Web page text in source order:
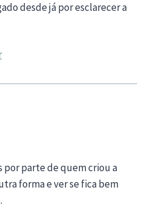
desde já por esclarecer a
por parte de quem criou a
forma e ver se fica bem